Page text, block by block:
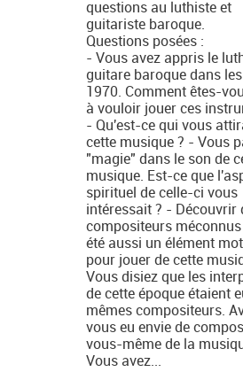
questions au luthiste et
guitariste baroque.
Questions posées :
- Vous avez appris le
guitare baroque dans
1970. Comment êtes-
à vouloir jouer ces
- Qu'est-ce qui vous
cette musique ? - Vous
"magie" dans le son de
musique. Est-ce que
spirituel de celle-ci vous
intéressait ? - Découvrir
compositeurs
été aussi un élément
pour jouer de cette
Vous disiez que les
de cette époque étaient
mêmes compositeurs.
vous eu envie de
vous-même de la
Vous avez...